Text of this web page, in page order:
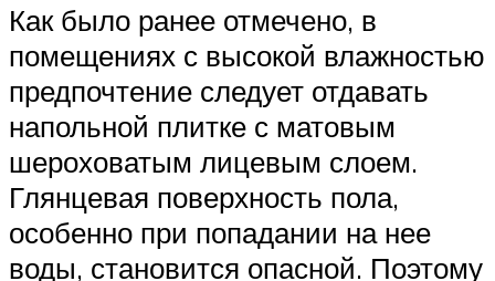
Как было ранее отмечено, в
помещениях с высокой влажностью
предпочтение следует отдавать
напольной плитке с матовым
шероховатым лицевым слоем.
Глянцевая поверхность пола,
особенно при попадании на нее
воды, становится опасной. Поэтому